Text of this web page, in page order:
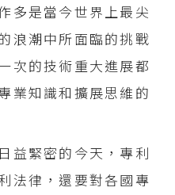
多是當今世界上最尖
浪潮中所面臨的挑戰
次的技術重大進展都
業知識和擴展思維的
益緊密的今天，專利
法律，還要對各國專